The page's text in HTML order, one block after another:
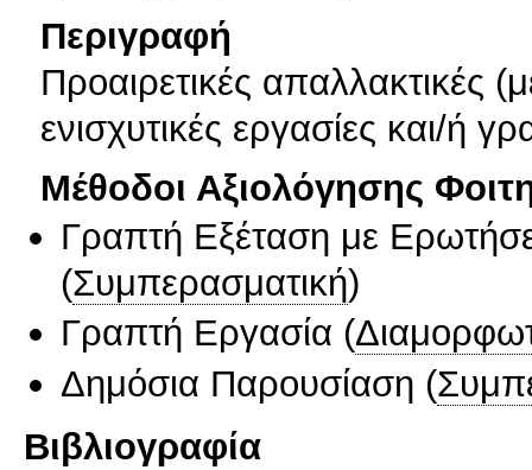
Περιγραφή
Προαιρετικές απαλλακτικές
ενισχυτικές εργασίες και/ή
Μέθοδοι Αξιολόγησης
Γραπτή Εξέταση με
(Συμπερασματική)
Γραπτή Εργασία (
Δημόσια Παρουσίαση (
Βιβλιογραφία